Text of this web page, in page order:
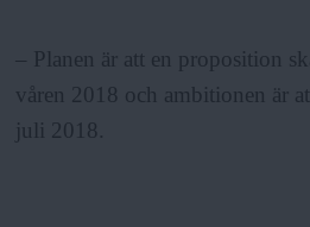
– Planen är att en proposition
våren 2018 och ambitionen är
juli 2018.